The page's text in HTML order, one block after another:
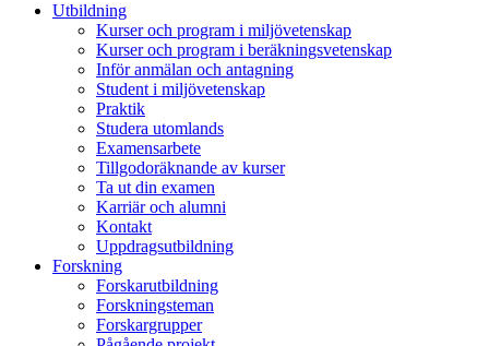
Utbildning
Kurser och program i miljövetenskap
Kurser och program i beräkningsvetenskap
Inför anmälan och antagning
Student i miljövetenskap
Praktik
Studera utomlands
Examensarbete
Tillgodoräknande av kurser
Ta ut din examen
Karriär och alumni
Kontakt
Uppdragsutbildning
Forskning
Forskarutbildning
Forskningsteman
Forskargrupper